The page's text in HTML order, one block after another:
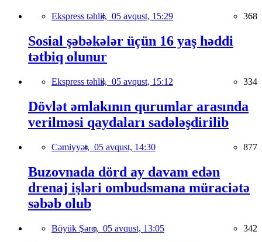
Ekspress təhlil, 05 avqust, 15:29 368
Sosial şəbəkələr üçün 16 yaş həddi
tətbiq olunur
Ekspress təhlil, 05 avqust, 15:12 334
Dövlət əmlakının qurumlar arasında
verilməsi qaydaları sadələşdirilib
Cəmiyyət, 05 avqust, 14:30 877
Buzovnada dörd ay davam edən
drenaj işləri ombudsmana müraciətə
səbəb olub
Böyük Şərq, 05 avqust, 13:05 342